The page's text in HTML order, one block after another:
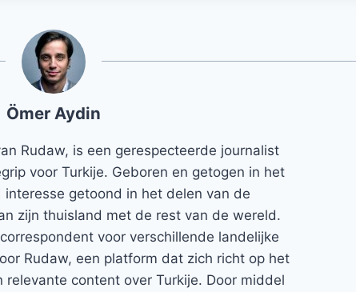
Ömer Aydin
Rudaw, is een gerespecteerde journalist
voor Turkije. Geboren en getogen in het
getoond in het delen van de
zijn thuisland met de rest van de wereld.
voor verschillende landelijke
Rudaw, een platform dat zich richt op het
content over Turkije. Door middel